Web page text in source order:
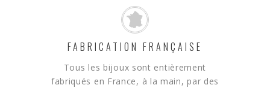
FABRICATION FRANÇAISE
Tous les bijoux sont entièrement
fabriqués en France, à la main, par des